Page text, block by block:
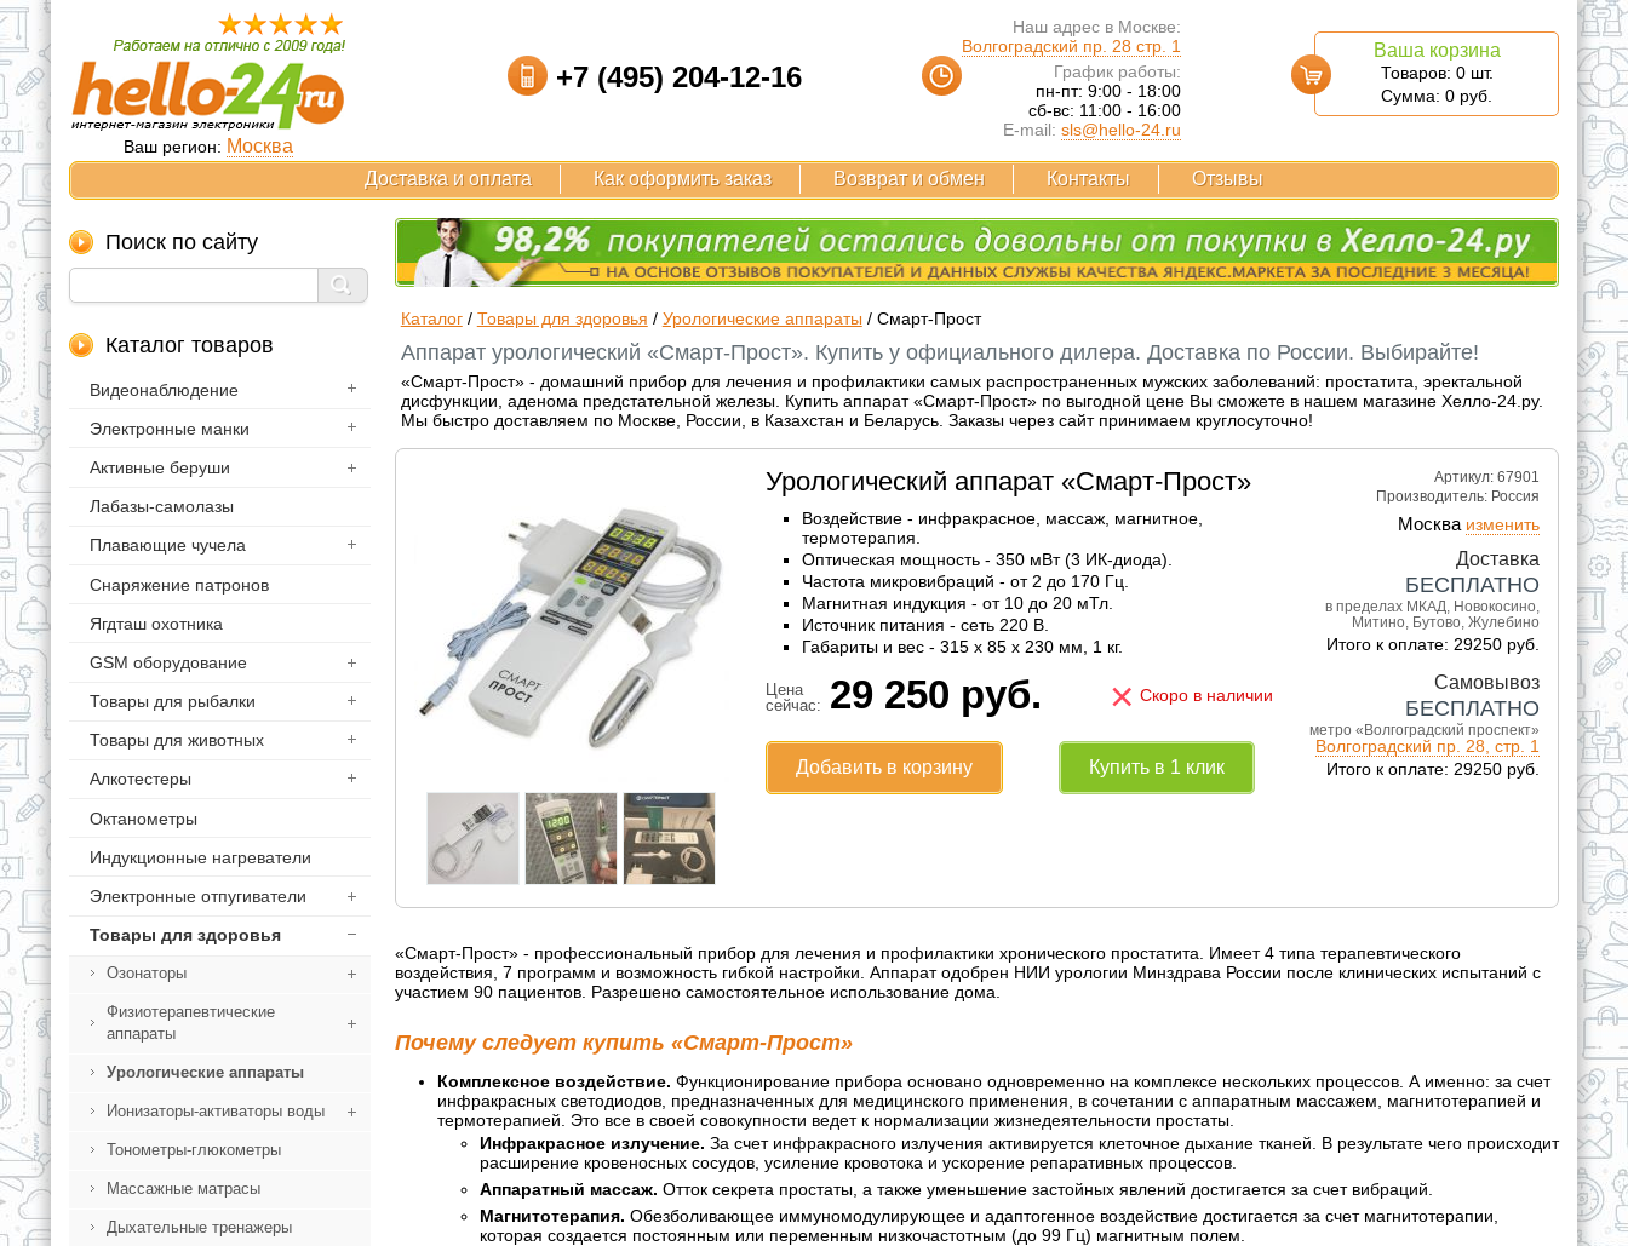
Ваш регион: Москва
+7 (495) 204-12-16
Наш адрес в Москве:
Волгоградский пр. 28 стр. 1
График работы:
пн-пт: 9:00 - 18:00
сб-вс: 11:00 - 16:00
E-mail: sls@hello-24.ru
Ваша корзина
Товаров: 0 шт.
Сумма: 0 руб.
Доставка и оплата Как оформить заказ Возврат и обмен Контакты Отзывы
Поиск по сайту
Каталог товаров
Видеонаблюдение
Электронные манки
Активные беруши
Лабазы-самолазы
Плавающие чучела
Снаряжение патронов
Ягдташ охотника
GSM оборудование
Товары для рыбалки
Товары для животных
Алкотестеры
Октанометры
Индукционные нагреватели
Электронные отпугиватели
Товары для здоровья
Озонаторы
Физиотерапевтические
аппараты
Урологические аппараты
Ионизаторы-активаторы воды
Тонометры-глюкометры
Массажные матрасы
Дыхательные тренажеры
Каталог/ Товары для здоровья / Урологические аппараты / Смарт-Прост
Аппарат урологический «Смарт-Прост». Купить у официального дилера. Доставка по России. Выбирайте!
«Смарт-Прост» - домашний прибор для лечения и профилактики самых распространенных мужских заболеваний: простатита, эректальной
дисфункции, аденома предстательной железы. Купить аппарат «Смарт-Прост» по выгодной цене Вы сможете в нашем магазине Хелло-24.ру.
Мы быстро доставляем по Москве, России, в Казахстан и Беларусь. Заказы через сайт принимаем круглосуточно!
Артикул: 67901
Производитель: Россия
Москва изменить
Доставка
БЕСПЛАТНО
в пределах МКАД, Новокосино,
Митино, Бутово, Жулебино
Итого к оплате: 29250 руб.
Самовывоз
БЕСПЛАТНО
метро «Волгоградский проспект»
Волгоградский пр. 28, стр. 1
Итого к оплате: 29250 руб.
Урологический аппарат «Смарт-Прост»
Воздействие - инфракрасное, массаж, магнитное,
термотерапия.
Оптическая мощность - 350 мВт (3 ИК-диода).
Частота микровибраций - от 2 до 170 Гц.
Магнитная индукция - от 10 до 20 мТл.
Источник питания - сеть 220 В.
Габариты и вес - 315 x 85 x 230 мм, 1 кг.
Цена
сейчас: 29 250 руб. × Скоро в наличии
Добавить в корзину Купить в 1 клик
«Смарт-Прост» - профессиональный прибор для лечения и профилактики хронического простатита. Имеет 4 типа терапевтического
воздействия, 7 программ и возможность гибкой настройки. Аппарат одобрен НИИ урологии Минздрава России после клинических испытаний с
участием 90 пациентов. Разрешено самостоятельное использование дома.
Почему следует купить «Смарт-Прост»
Комплексное воздействие. Функционирование прибора основано одновременно на комплексе нескольких процессов. А именно: за счет
инфракрасных светодиодов, предназначенных для медицинского применения, в сочетании с аппаратным массажем, магнитотерапией и
термотерапией. Это все в своей совокупности ведет к нормализации жизнедеятельности простаты.
Инфракрасное излучение. За счет инфракрасного излучения активируется клеточное дыхание тканей. В результате чего происходит
расширение кровеносных сосудов, усиление кровотока и ускорение репаративных процессов.
Аппаратный массаж. Отток секрета простаты, а также уменьшение застойных явлений достигается за счет вибраций.
Магнитотерапия. Обезболивающее иммуномодулирующее и адаптогенное воздействие достигается за счет магнитотерапии,
которая создается постоянным или переменным низкочастотным (до 99 Гц) магнитным полем.